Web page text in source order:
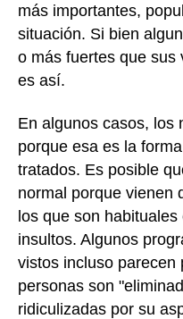
más importantes,
situación. Si bien
o más fuertes que sus
es así.
En algunos casos, los
porque esa es la
tratados. Es posible
normal porque vienen
los que son
insultos. Algunos
vistos incluso parecen
personas son
ridiculizadas por su